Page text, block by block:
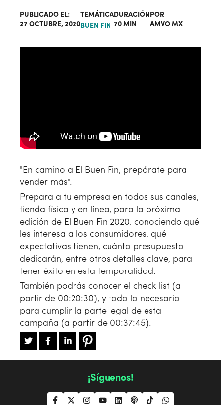
PUBLICADO EL:
27 OCTUBRE, 2020
TEMÁTICA
BUEN FIN
DURACIÓN
70 MIN
POR
AMVO MX
"En camino a El Buen Fin, prepárate para
vender más".
Prepara a tu empresa en todos sus canales,
tienda física y en línea, para la próxima
edición de El Buen Fin 2020, conociendo qué
les interesa a los consumidores, qué
expectativas tienen, cuánto presupuesto
dedicarán, entre otros detalles clave, para
tener éxito en esta temporalidad.
También podrás conocer el check list (a
partir de 00:20:30), y todo lo necesario
para cumplir la parte legal de esta
campaña (a partir de 00:37:45).
¡Síguenos!